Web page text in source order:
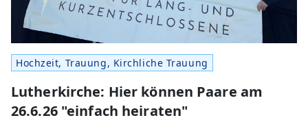
Hochzeit, Trauung, Kirchliche Trauung
Lutherkirche: Hier können Paare am
26.6.26 "einfach heiraten"